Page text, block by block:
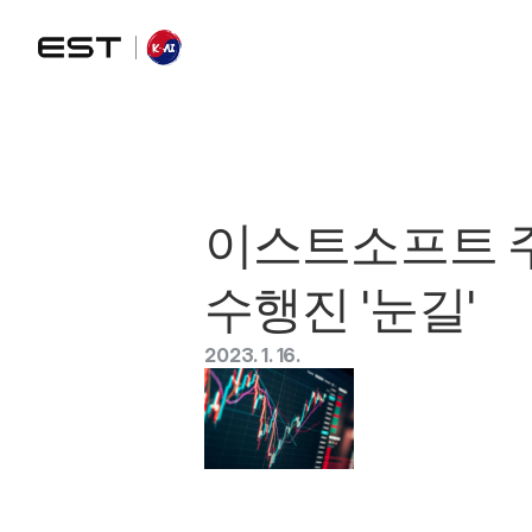
이스트소프트
수행진 '눈길'
2023. 1. 16.